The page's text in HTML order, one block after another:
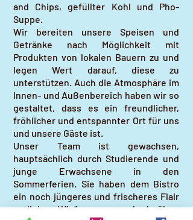
and Chips, gefüllter Kohl und Pho-
Suppe.
Wir bereiten unsere Speisen und
Getränke nach Möglichkeit mit
Produkten von lokalen Bauern zu und
legen Wert darauf, diese zu
unterstützen. Auch die Atmosphäre im
Innen- und Außenbereich haben wir so
gestaltet, dass es ein freundlicher,
fröhlicher und entspannter Ort für uns
und unsere Gäste ist.
Unser Team ist gewachsen,
hauptsächlich durch Studierende und
junge Erwachsene in den
Sommerferien. Sie haben dem Bistro
ein noch jüngeres und frischeres Flair
verliehen. Wir freuen uns sehr darüber,